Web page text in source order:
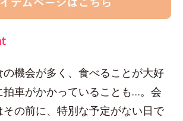
機会が多く、食べることが大好
拍車がかかっていることも…。会
の前に、特別な予定がない日で